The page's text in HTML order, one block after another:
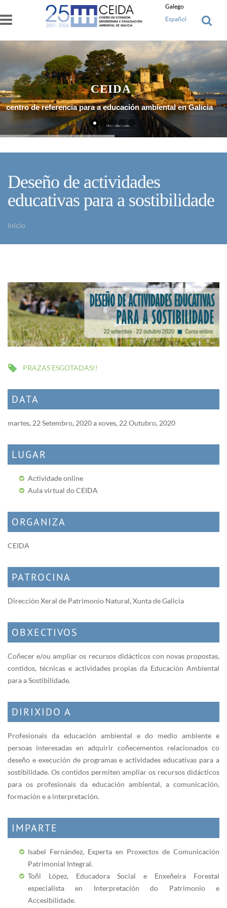
Ir o contido principal
Galego
Español
centro de referencia para a educación ambiental en Galicia
Máis Información
CEIDA
Deseño de actividades
educativas para a sostibilidade
Inicio
PRAZAS ESGOTADAS!!
DATA
martes, 22 Setembro, 2020axoves, 22 Outubro, 2020
LUGAR
Actividade online
Aula virtual do CEIDA
ORGANIZA
CEIDA
PATROCINA
Dirección Xeral de Patrimonio Natural, Xunta de Galicia
OBXECTIVOS
Coñecer e/ou ampliar os recursos didácticos con novas propostas,
contidos, técnicas e actividades propias da Educación Ambiental
para a Sostibilidade.
DIRIXIDO A
Profesionais da educación ambiental e do medio ambiente e
persoas interesadas en adquirir coñecementos relacionados co
deseño e execución de programas e actividades educativas para a
sostibilidade. Os contidos permiten ampliar os recursos didácticos
para os profesionais da educación ambiental, a comunicación,
formación e a interpretación.
IMPARTE
Isabel Fernández, Experta en Proxectos de Comunicación
Patrimonial Integral.
Toñi López, Educadora Social e Enxeñeira Forestal
especialista en Interpretación do Patrimonio e
Accesibilidade.